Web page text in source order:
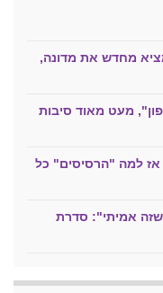
מחדש את מדונה,
מעט מאוד סיבות
אז למה "הרסיסים" כל
שזה אמיתי": סדרת